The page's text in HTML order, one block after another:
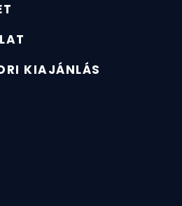
KIAJÁNLÁS